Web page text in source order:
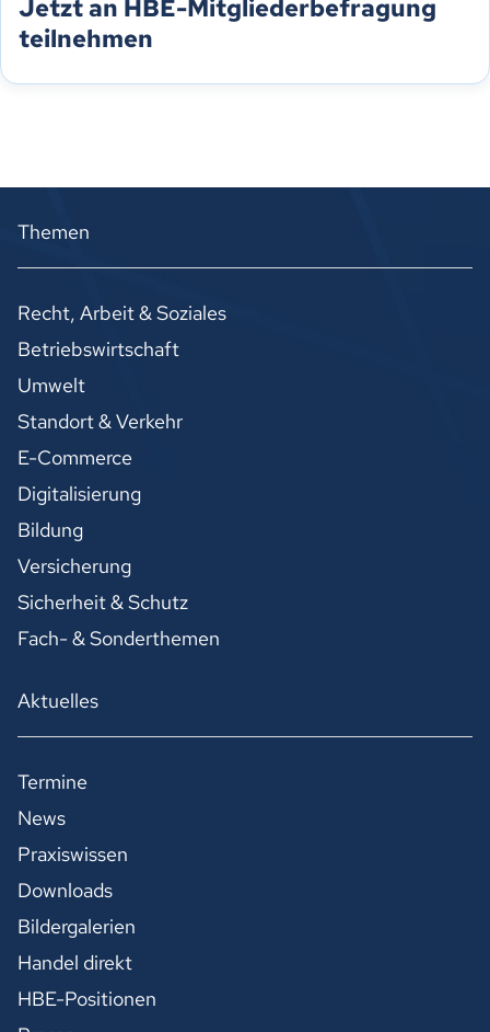
Jetzt an HBE-Mitgliederbefragung
teilnehmen
Themen
Recht, Arbeit & Soziales
Betriebswirtschaft
Umwelt
Standort & Verkehr
E-Commerce
Digitalisierung
Bildung
Versicherung
Sicherheit & Schutz
Fach- & Sonderthemen
Aktuelles
Termine
News
Praxiswissen
Downloads
Bildergalerien
Handel direkt
HBE-Positionen